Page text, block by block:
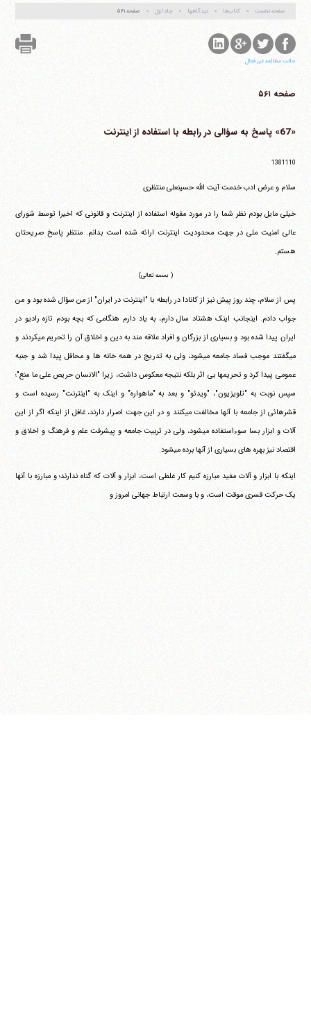
صفحه نخست کتاب‌ها دیدگاهها جلد اول صفحه ۵۶۱
حالت مطالعه غیر فعال
صفحه ۵۶۱
«67» پاسخ به سؤالی در رابطه با استفاده از اینترنت
1381110
سلام و عرض ادب خدمت آیت الله حسینعلی منتظری
خیلی مایل بودم نظر شما را در مورد مقوله استفاده از اینترنت و قانونی که اخیرا توسط شورای
عالی امنیت ملی در جهت محدودیت اینترنت ارائه شده است بدانم. منتظر پاسخ صریحتان
هستم.
( بسمه تعالی)
پس از سلام، چند روز پیش نیز از کانادا در رابطه با "اینترنت در ایران" از من سؤال شده بود و من
جواب دادم. اینجانب اینک هشتاد سال دارم، به یاد دارم هنگامی که بچه بودم تازه رادیو در
ایران پیدا شده بود و بسیاری از بزرگان و افراد علاقه مند به دین و اخلاق آن را تحریم می‎کردند و
می‎گفتند موجب فساد جامعه می‎شود، ولی به تدریج در همه خانه ها و محافل پیدا شد و جنبه
عمومی پیدا کرد و تحریمها بی اثر بلکه نتیجه معکوس داشت، زیرا "الانسان حریص علی ما منع"؛
سپس نوبت به "تلویزیون"، "ویدئو" و بعد به "ماهواره" و اینک به "اینترنت" رسیده است و
قشرهائی از جامعه با آنها مخالفت می‎کنند و در این جهت اصرار دارند، غافل از اینکه اگر از این
آلات و ابزار بسا سوءاستفاده می‎شود، ولی در تربیت جامعه و پیشرفت علم و فرهنگ و اخلاق و
اقتصاد نیز بهره های بسیاری از آنها برده می‎شود.
اینکه با ابزار و آلات مفید مبارزه کنیم کار غلطی است، ابزار و آلات که گناه ندارند؛ و مبارزه با آنها
یک حرکت قسری موقت است، و با وسعت ارتباط جهانی امروز و